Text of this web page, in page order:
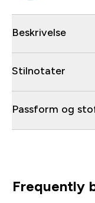
Beskrivelse
Stilnotater
Passform og
Frequently